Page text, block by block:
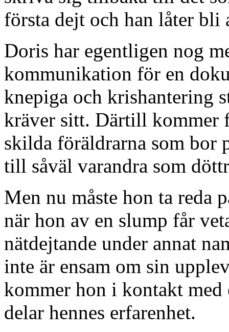
första dejt och han låter bli
Doris har egentligen nog
kommunikation för en
knepiga och krishantering
kräver sitt. Därtill kommer
skilda föräldrarna som bor
till såväl varandra som
Men nu måste hon ta reda
när hon av en slump får
nätdejtande under annat
inte är ensam om sin
kommer hon i kontakt
delar hennes erfarenhet.